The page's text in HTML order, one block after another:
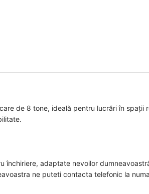
de 8 tone, ideală pentru lucrări în spații
închiriere, adaptate nevoilor
ne puteti contacta telefonic la